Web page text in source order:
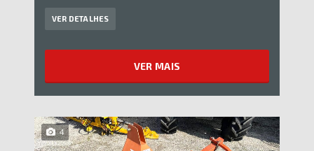
VER DETALHES
VER MAIS
4